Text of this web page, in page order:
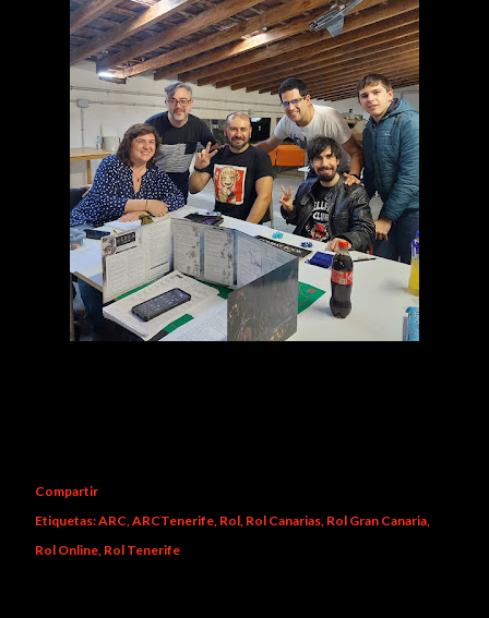
Compartir
Etiquetas:ARC ARCTenerife Rol Rol Canarias Rol Gran Canaria
Rol Online Rol Tenerife